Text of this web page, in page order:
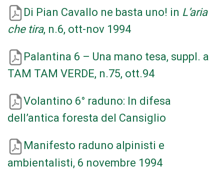
Di Pian Cavallo ne basta uno! in L’aria
che tira, n.6, ott-nov 1994
Palantina 6 – Una mano tesa, suppl. a
TAM TAM VERDE, n.75, ott.94
Volantino 6° raduno: In difesa
dell’antica foresta del Cansiglio
Manifesto raduno alpinisti e
ambientalisti, 6 novembre 1994